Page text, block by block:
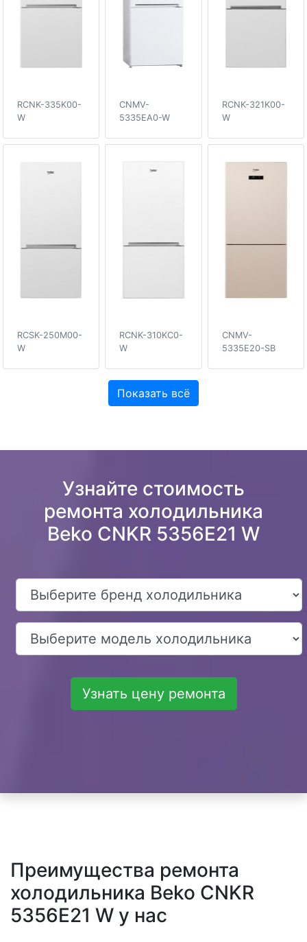
RCNK-335K00-
W
CNMV-
5335EA0-W
RCNK-321K00-
W
RCSK-250M00-
W
RCNK-310KC0-
W
CNMV-
5335E20-SB
Показать всё
Узнайте стоимость
ремонта холодильника
Beko CNKR 5356E21 W
Узнать цену ремонта
Преимущества ремонта
холодильника Beko CNKR
5356E21 W у нас